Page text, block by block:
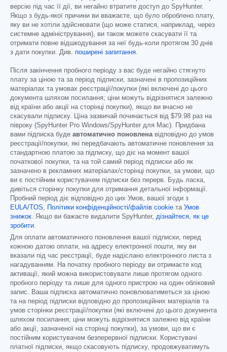
версію під час її дії, ви негайно втратите доступ до SpyHunter.
Якщо з будь-якої причини ви вважаєте, що було оброблено плату,
яку ви не хотіли здійснювати (що може статися, наприклад, через
системне адміністрування), ви також можете скасувати її та
отримати повне відшкодування за неї будь-коли протягом 30 днів
з дати покупки. Див. поширені запитання.
Після закінчення пробного періоду з вас буде негайно стягнуто
плату за ціною та за період підписки, зазначені в пропозиційних
матеріалах та умовах реєстрації/покупки (які включені до цього
документа шляхом посилання; ціни можуть відрізнятися залежно
від країни або акції на сторінці покупки), якщо ви вчасно не
скасували підписку. Ціна зазвичай починається від $79.98 раз на
півроку (SpyHunter Pro Windows/SpyHunter для Mac). Придбана
вами підписка буде автоматично поновленавідповідно до умов
реєстрації/покупки, які передбачають автоматичне поновлення за
стандартною платою за підписку, що діє на момент вашої
початкової покупки, та на той самий період підписки або як
зазначено в рекламних матеріалах/сторінці покупки, за умови, що
ви є постійним користувачем підписки без перерв. Будь ласка,
дивіться сторінку покупки для отримання детальної інформації.
Пробний період діє відповідно до цих Умов, вашої згоди з
EULA/TOS, Політики конфіденційності/файлів cookie та Умов
знижок. Якщо ви бажаєте видалити SpyHunter, дізнайтеся, як це
зробити.
Для оплати автоматичного поновлення вашої підписки, перед
кожною датою оплати, на адресу електронної пошти, яку ви
вказали під час реєстрації, буде надіслано електронного листа з
нагадуванням. На початку пробного періоду ви отримаєте код
активації, який можна використовувати лише протягом одного
пробного періоду та лише для одного пристрою на один обліковий
запис. Ваша підписка автоматично поновлюватиметься за ціною
та на період підписки відповідно до пропозиційних матеріалів та
умов сторінки реєстрації/покупки (які включені до цього документа
шляхом посилання; ціни можуть відрізнятися залежно від країни
або акції, зазначеної на сторінці покупки), за умови, що ви є
постійним користувачем безперервної підписки. Користувачі
платної підписки, якщо скасовують підписку, продовжуватимуть